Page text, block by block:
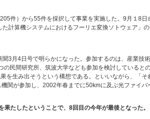
件）から55件を採択して事業を実施した。9月１8日
計算機システムにおけるフーリエ変換ソトウェア」
3月4日号で明らかになった。参加するのは、産業技
民間研究所、筑波大学なども参加を検討していると
を生み出そうという構想である。といいながら、「そ
関が参加し、2002年春までに50kmに及ぶ光ファイバ
たしたということで、8回目の今年が最後となった。